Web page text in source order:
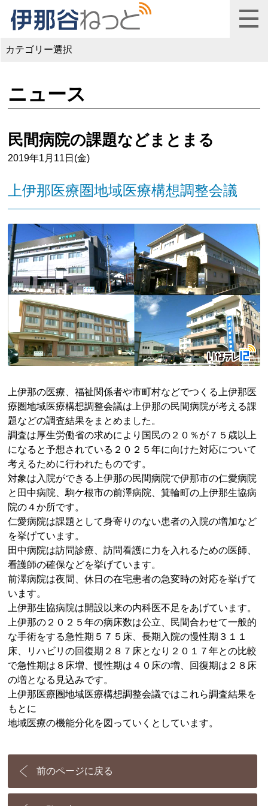
カテゴリー選択
ニュース
民間病院の課題などまとまる
2019年1月11日(金)
上伊那医療圏地域医療構想調整会議
上伊那の医療、福祉関係者や市町村などでつくる上伊那医
療圏地域医療構想調整会議は上伊那の民間病院が考える課
題などの調査結果をまとめました。
調査は厚生労働省の求めにより国民の２０％が７５歳以上
になると予想されている２０２５年に向けた対応について
考えるために行われたものです。
対象は入院ができる上伊那の民間病院で伊那市の仁愛病院
と田中病院、駒ケ根市の前澤病院、箕輪町の上伊那生協病
院の４か所です。
仁愛病院は課題として身寄りのない患者の入院の増加など
を挙げています。
田中病院は訪問診療、訪問看護に力を入れるための医師、
看護師の確保などを挙げています。
前澤病院は夜間、休日の在宅患者の急変時の対応を挙げて
います。
上伊那生協病院は開設以来の内科医不足をあげています。
上伊那の２０２５年の病床数は公立、民間合わせて一般的
な手術をする急性期５７５床、長期入院の慢性期３１１
床、リハビリの回復期２８７床となり２０１７年との比較
で急性期は８床増、慢性期は４０床の増、回復期は２８床
の増となる見込みです。
上伊那医療圏地域医療構想調整会議ではこれら調査結果を
もとに
地域医療の機能分化を図っていくとしています。
前のページに戻る